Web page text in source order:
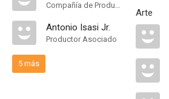
Compañía de Produccion
Antonio Isasi Jr.
Productor Asociado
5 más
Arte